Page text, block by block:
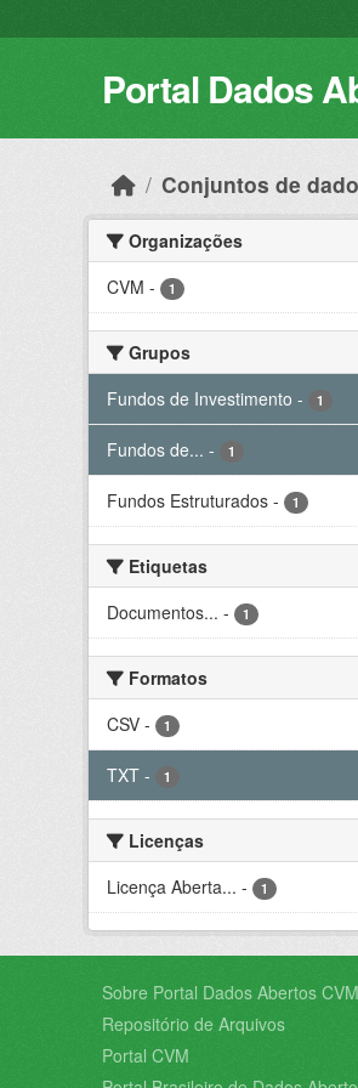
Portal Dados
Conjuntos de
Organizações
CVM - 1
Grupos
Fundos de Investimento - 1
Fundos de... - 1
Fundos Estruturados - 1
Etiquetas
Documentos... - 1
Formatos
CSV - 1
TXT - 1
Licenças
Licença Aberta... - 1
Sobre Portal Dados Abertos CVM
Repositório de Arquivos
Portal CVM